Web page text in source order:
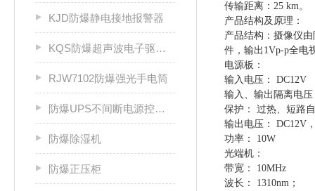
KJD防爆静电接地报警器
KQS防爆超声波电子驱鼠器
RJW7102防爆强光手电筒
防爆UPS不间断电源控制柜
防爆除湿机
防爆正压柜
传输距离：25 km。
产品结构及原理：
产品结构：摄像仪
件，输出1Vp-p全电
电源板：
输入电压： DC12V
输入、输出隔离电压
保护： 过热、短路
输出电压： DC12V
功率： 10W
光端机：
带宽： 10MHz
波长： 1310nm；